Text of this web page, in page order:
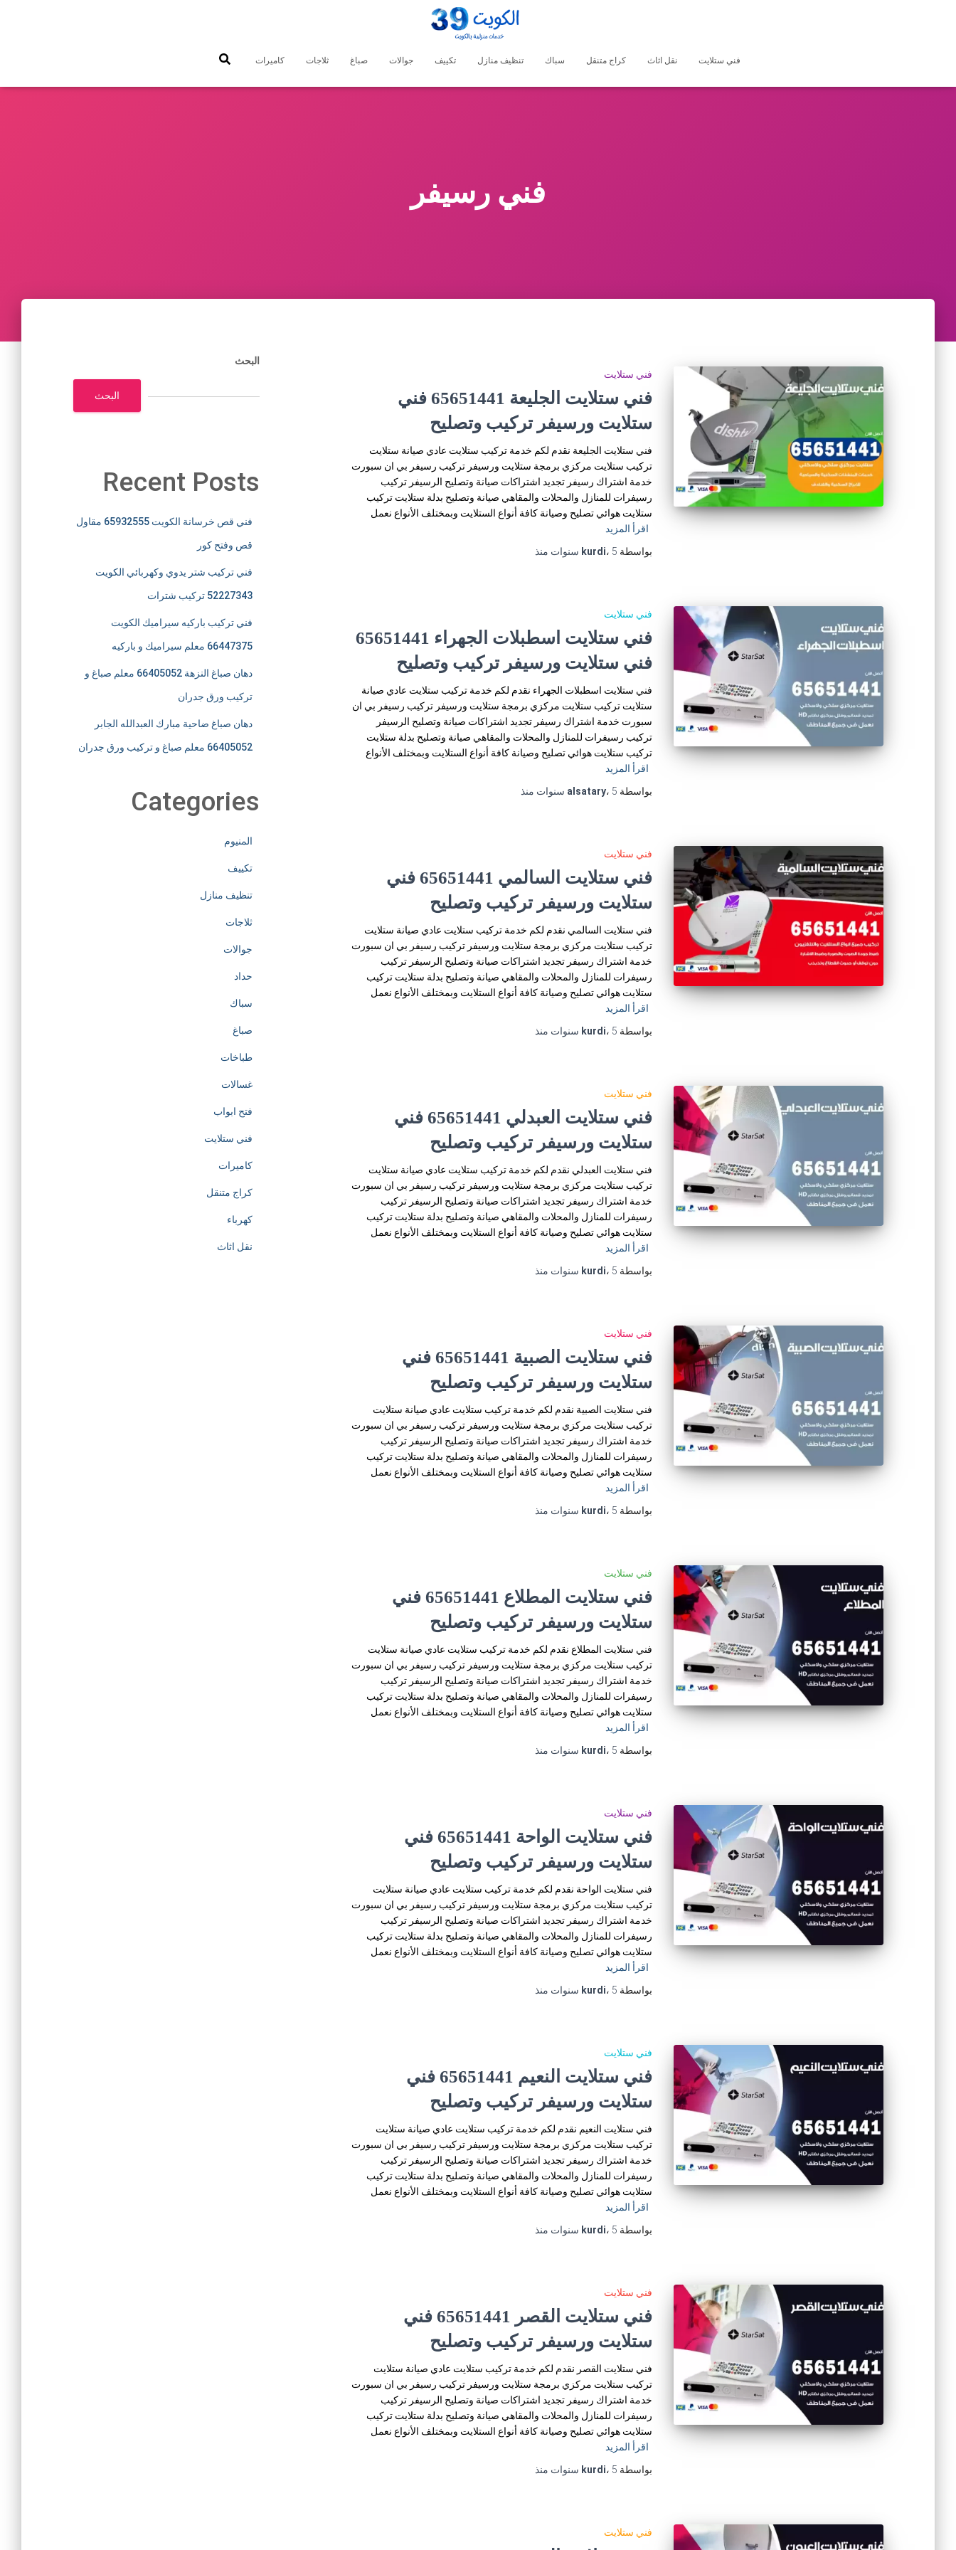
فني ستلايت نقل اثاث كراج متنقل سباك تنظيف منازل تكييف جوالات صباغ ثلاجات كاميرات
فني رسيفر
فني ستلايت
فني ستلايت الجليعة 65651441 فني
ستلايت ورسيفر تركيب وتصليح
فني ستلايت الجليعة نقدم لكم خدمة تركيب ستلايت عادي صيانة ستلايت
تركيب ستلايت مركزي برمجة ستلايت ورسيفر تركيب رسيفر بي ان سبورت
خدمة اشتراك رسيفر تجديد اشتراكات صيانة وتصليح الرسيفر تركيب
رسيفرات للمنازل والمحلات والمقاهي صيانة وتصليح بدلة ستلايت تركيب
ستلايت هوائي تصليح وصيانة كافة أنواع الستلايت وبمختلف الأنواع نعمل
اقرأ المزيد
بواسطة
kurdi، 5 سنوات منذ
فني ستلايت
فني ستلايت اسطبلات الجهراء 65651441
فني ستلايت ورسيفر تركيب وتصليح
فني ستلايت اسطبلات الجهراء نقدم لكم خدمة تركيب ستلايت عادي صيانة
ستلايت تركيب ستلايت مركزي برمجة ستلايت ورسيفر تركيب رسيفر بي ان
سبورت خدمة اشتراك رسيفر تجديد اشتراكات صيانة وتصليح الرسيفر
تركيب رسيفرات للمنازل والمحلات والمقاهي صيانة وتصليح بدلة ستلايت
تركيب ستلايت هوائي تصليح وصيانة كافة أنواع الستلايت وبمختلف الأنواع
اقرأ المزيد
بواسطة
alsatary، 5 سنوات منذ
فني ستلايت
فني ستلايت السالمي 65651441 فني
ستلايت ورسيفر تركيب وتصليح
فني ستلايت السالمي نقدم لكم خدمة تركيب ستلايت عادي صيانة ستلايت
تركيب ستلايت مركزي برمجة ستلايت ورسيفر تركيب رسيفر بي ان سبورت
خدمة اشتراك رسيفر تجديد اشتراكات صيانة وتصليح الرسيفر تركيب
رسيفرات للمنازل والمحلات والمقاهي صيانة وتصليح بدلة ستلايت تركيب
ستلايت هوائي تصليح وصيانة كافة أنواع الستلايت وبمختلف الأنواع نعمل
اقرأ المزيد
بواسطة
kurdi، 5 سنوات منذ
فني ستلايت
فني ستلايت العبدلي 65651441 فني
ستلايت ورسيفر تركيب وتصليح
فني ستلايت العبدلي نقدم لكم خدمة تركيب ستلايت عادي صيانة ستلايت
تركيب ستلايت مركزي برمجة ستلايت ورسيفر تركيب رسيفر بي ان سبورت
خدمة اشتراك رسيفر تجديد اشتراكات صيانة وتصليح الرسيفر تركيب
رسيفرات للمنازل والمحلات والمقاهي صيانة وتصليح بدلة ستلايت تركيب
ستلايت هوائي تصليح وصيانة كافة أنواع الستلايت وبمختلف الأنواع نعمل
اقرأ المزيد
بواسطة
kurdi، 5 سنوات منذ
فني ستلايت
فني ستلايت الصبية 65651441 فني
ستلايت ورسيفر تركيب وتصليح
فني ستلايت الصبية نقدم لكم خدمة تركيب ستلايت عادي صيانة ستلايت
تركيب ستلايت مركزي برمجة ستلايت ورسيفر تركيب رسيفر بي ان سبورت
خدمة اشتراك رسيفر تجديد اشتراكات صيانة وتصليح الرسيفر تركيب
رسيفرات للمنازل والمحلات والمقاهي صيانة وتصليح بدلة ستلايت تركيب
ستلايت هوائي تصليح وصيانة كافة أنواع الستلايت وبمختلف الأنواع نعمل
اقرأ المزيد
بواسطة
kurdi، 5 سنوات منذ
فني ستلايت
فني ستلايت المطلاع 65651441 فني
ستلايت ورسيفر تركيب وتصليح
فني ستلايت المطلاع نقدم لكم خدمة تركيب ستلايت عادي صيانة ستلايت
تركيب ستلايت مركزي برمجة ستلايت ورسيفر تركيب رسيفر بي ان سبورت
خدمة اشتراك رسيفر تجديد اشتراكات صيانة وتصليح الرسيفر تركيب
رسيفرات للمنازل والمحلات والمقاهي صيانة وتصليح بدلة ستلايت تركيب
ستلايت هوائي تصليح وصيانة كافة أنواع الستلايت وبمختلف الأنواع نعمل
اقرأ المزيد
بواسطة
kurdi، 5 سنوات منذ
فني ستلايت
فني ستلايت الواحة 65651441 فني
ستلايت ورسيفر تركيب وتصليح
فني ستلايت الواحة نقدم لكم خدمة تركيب ستلايت عادي صيانة ستلايت
تركيب ستلايت مركزي برمجة ستلايت ورسيفر تركيب رسيفر بي ان سبورت
خدمة اشتراك رسيفر تجديد اشتراكات صيانة وتصليح الرسيفر تركيب
رسيفرات للمنازل والمحلات والمقاهي صيانة وتصليح بدلة ستلايت تركيب
ستلايت هوائي تصليح وصيانة كافة أنواع الستلايت وبمختلف الأنواع نعمل
اقرأ المزيد
بواسطة
kurdi، 5 سنوات منذ
فني ستلايت
فني ستلايت النعيم 65651441 فني
ستلايت ورسيفر تركيب وتصليح
فني ستلايت النعيم نقدم لكم خدمة تركيب ستلايت عادي صيانة ستلايت
تركيب ستلايت مركزي برمجة ستلايت ورسيفر تركيب رسيفر بي ان سبورت
خدمة اشتراك رسيفر تجديد اشتراكات صيانة وتصليح الرسيفر تركيب
رسيفرات للمنازل والمحلات والمقاهي صيانة وتصليح بدلة ستلايت تركيب
ستلايت هوائي تصليح وصيانة كافة أنواع الستلايت وبمختلف الأنواع نعمل
اقرأ المزيد
بواسطة
kurdi، 5 سنوات منذ
فني ستلايت
فني ستلايت القصر 65651441 فني
ستلايت ورسيفر تركيب وتصليح
فني ستلايت القصر نقدم لكم خدمة تركيب ستلايت عادي صيانة ستلايت
تركيب ستلايت مركزي برمجة ستلايت ورسيفر تركيب رسيفر بي ان سبورت
خدمة اشتراك رسيفر تجديد اشتراكات صيانة وتصليح الرسيفر تركيب
رسيفرات للمنازل والمحلات والمقاهي صيانة وتصليح بدلة ستلايت تركيب
ستلايت هوائي تصليح وصيانة كافة أنواع الستلايت وبمختلف الأنواع نعمل
اقرأ المزيد
بواسطة
kurdi، 5 سنوات منذ
فني ستلايت
البحث
البحث
Recent Posts
فني قص خرسانة الكويت 65932555 مقاول
قص وفتح كور
فني تركيب شتر يدوي وكهربائي الكويت
52227343 تركيب شترات
فني تركيب باركيه سيراميك الكويت
66447375 معلم سيراميك و باركيه
دهان صباغ النزهة 66405052 معلم صباغ و
تركيب ورق جدران
دهان صباغ ضاحية مبارك العبدالله الجابر
66405052 معلم صباغ و تركيب ورق جدران
Categories
المنيوم
تكييف
تنظيف منازل
ثلاجات
جوالات
حداد
سباك
صباغ
طباخات
غسالات
فتح ابواب
فني ستلايت
كاميرات
كراج متنقل
كهرباء
نقل اثاث